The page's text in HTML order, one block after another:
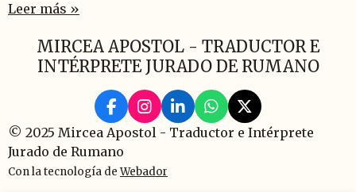
Leer más »
MIRCEA APOSTOL - TRADUCTOR E
INTÉRPRETE JURADO DE RUMANO
F
a
c
e
b
I
n
s
a
L
i
n
W
h
a
X
© 2025 Mircea Apostol - Traductor e Intérprete
Jurado de Rumano
Con la tecnología deWebador